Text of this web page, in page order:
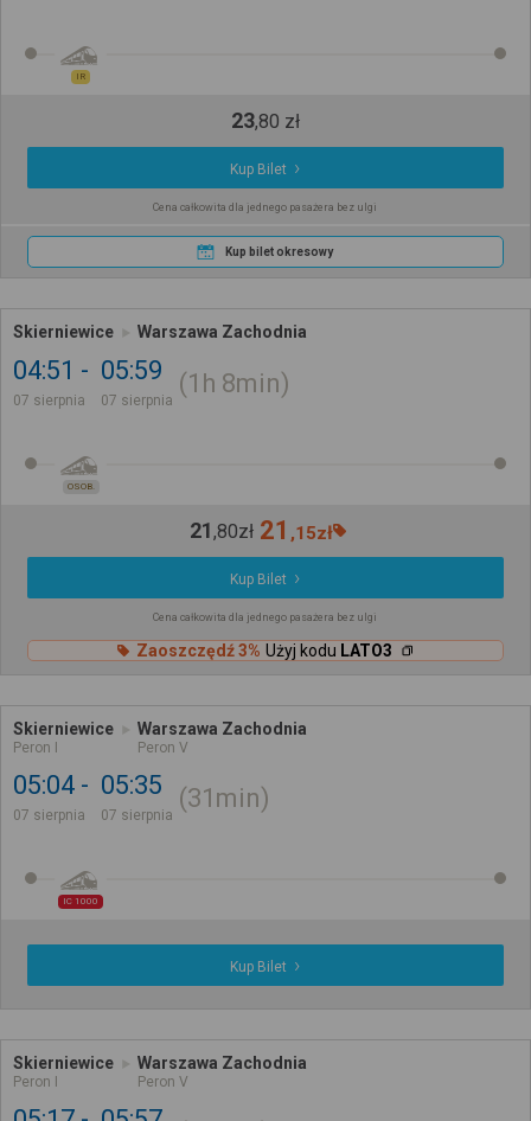
IR
23,80 zł
Kup Bilet
Cena całkowita dla jednego pasażera bez ulgi
Kup bilet okresowy
Skierniewice Warszawa Zachodnia
04:51
07 sierpnia
05:59
07 sierpnia
1h 8min
OSOB.
21,80zł 21 ,15zł
Kup Bilet
Cena całkowita dla jednego pasażera bez ulgi
Zaoszczędź 3% Użyj kodu LATO3
Skierniewice
Peron I
Warszawa Zachodnia
Peron V
05:04
07 sierpnia
05:35
07 sierpnia
31min
IC 1000
Kup Bilet
Skierniewice
Peron I
Warszawa Zachodnia
Peron V